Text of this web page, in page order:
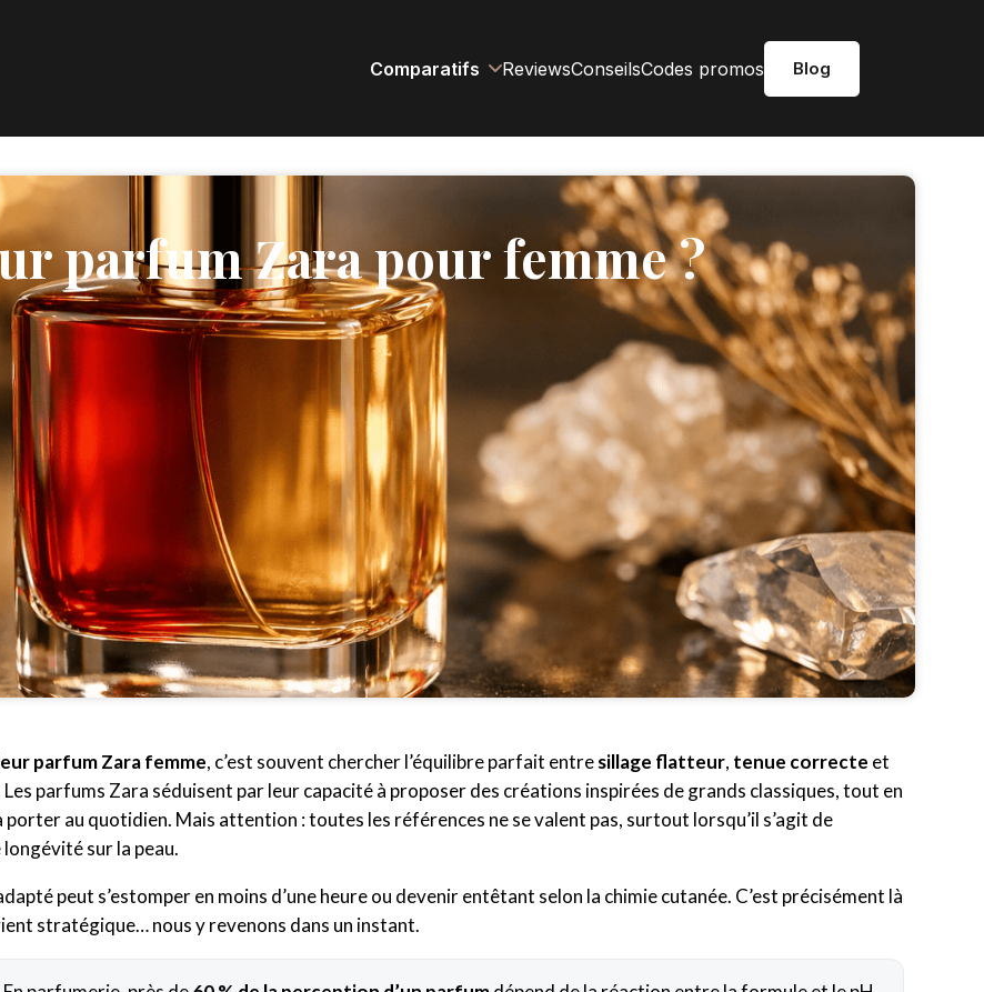
Comparatifs ReviewsConseilsCodes promos Blog
parfum Zara pour femme ?
parfum Zara femme, c’est souvent chercher l’équilibre parfait entresillage flatteur, tenue correcte et
Les parfums Zara séduisent par leur capacité à proposer des créations inspirées de grands classiques, tout en
au quotidien. Mais attention : toutes les références ne se valent pas, surtout lorsqu’il s’agit de
sur la peau.
peut s’estomper en moins d’une heure ou devenir entêtant selon la chimie cutanée. C’est précisément là
stratégique… nous y revenons dans un instant.